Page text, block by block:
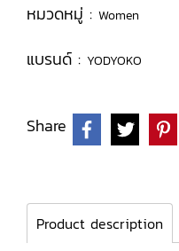
หมวดหมู่ : Women
แบรนด์ : YODYOKO
Share
Product description